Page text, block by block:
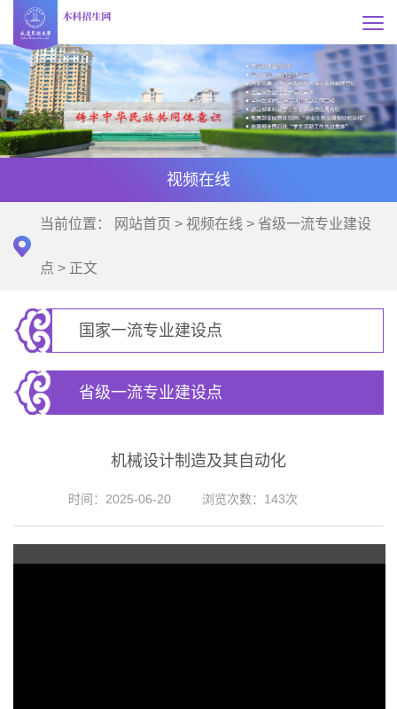
视频在线
当前位置： 网站首页 > 视频在线 > 省级一流专业建设
点 > 正文
国家一流专业建设点
省级一流专业建设点
机械设计制造及其自动化
时间：2025-06-20 浏览次数： 143次